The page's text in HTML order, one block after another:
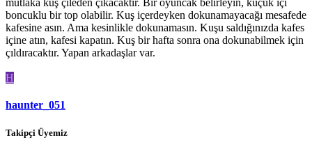
mutlaka kuş çileden çıkacaktır. Bir oyuncak belirleyin, küçük içi
boncuklu bir top olabilir. Kuş içerdeyken dokunamayacağı mesafede
kafesine asın. Ama kesinlikle dokunamasın. Kuşu saldığınızda kafes
içine atın, kafesi kapatın. Kuş bir hafta sonra ona dokunabilmek için
çıldıracaktır. Yapan arkadaşlar var.
H
haunter_051
Takipçi Üyemiz